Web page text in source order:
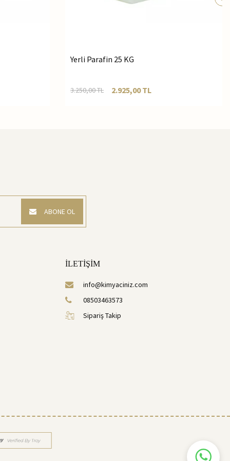
Yerli Parafin 25 KG
3.250,00TL 2.925,00TL
ABONE OL
İLETİŞİM
info@kimyaciniz.com
08503463573
Sipariş Takip